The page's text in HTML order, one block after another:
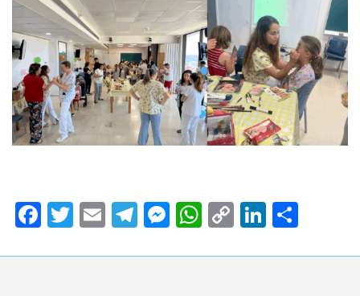
Facebook
Twitter
EmailTelegram
Messenger
WhatsApp
Copy